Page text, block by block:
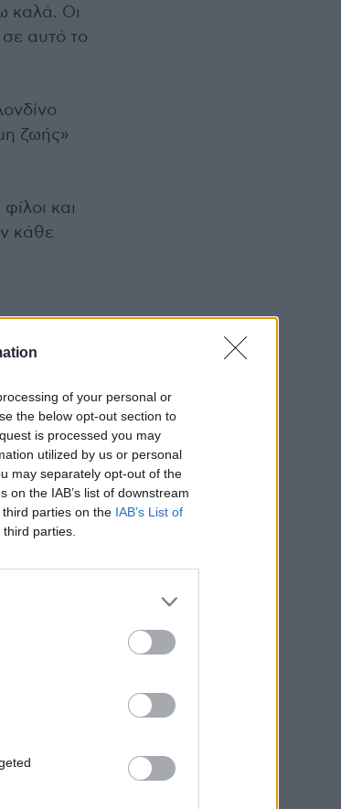
of your personal or
the below opt-out section to
is processed you may
utilized by us or personal
may separately opt-out of the
the IAB’s list of downstream
parties on the IAB’s List of
parties.
καλά. Οι
σε αυτό το
ζωής»
και
κάθε
Είναι μια
ο
2026